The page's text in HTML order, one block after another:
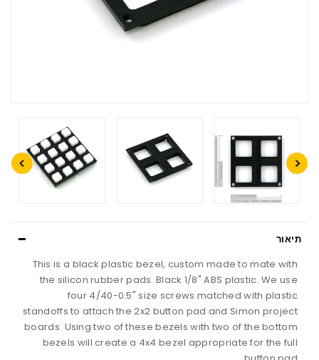
תיאור
This is a black plastic bezel, custom made to mate with
the silicon rubber pads. Black 1/8" ABS plastic. We use
four 4/40-0.5" size screws matched with plastic
standoffs to attach the 2x2 button pad and Simon project
boards. Using two of these bezels with two of the bottom
bezels will create a 4x4 bezel appropriate for the full